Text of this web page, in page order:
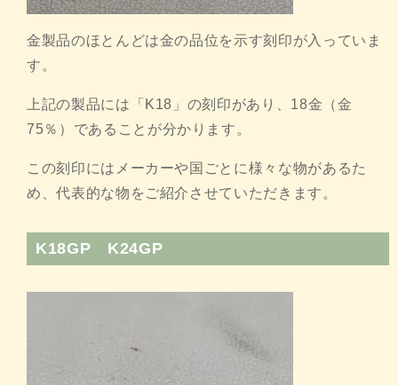
金製品のほとんどは金の品位を示す刻印が入っていま
す。
上記の製品には「K18」の刻印があり、18金（金
75％）であることが分かります。
この刻印にはメーカーや国ごとに様々な物があるた
め、代表的な物をご紹介させていただきます。
K18GP K24GP